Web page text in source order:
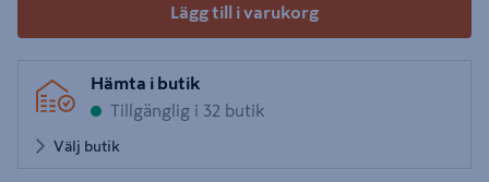
Lägg till i varukorg
Hämta i butik
Tillgänglig i 32 butik
Välj butik